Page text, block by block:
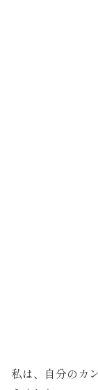
私は、自分のカ